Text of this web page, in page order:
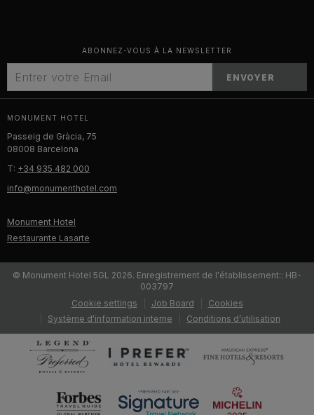
ABONNEZ-VOUS À LA NEWSLETTER
ENVOYER
MONUMENT HOTEL
Passeig de Gràcia, 75
08008 Barcelona
T: +34 935 482 000
info@monumenthotel.com
Monument Hotel
Restaurante Lasarte
© Monument Hotel 5GL 2026. Enregistrement de l'établissement:: HB-
003797
Cookie settings
Job Board
Cookies
Système d'information interne
Conditions d’utilisation